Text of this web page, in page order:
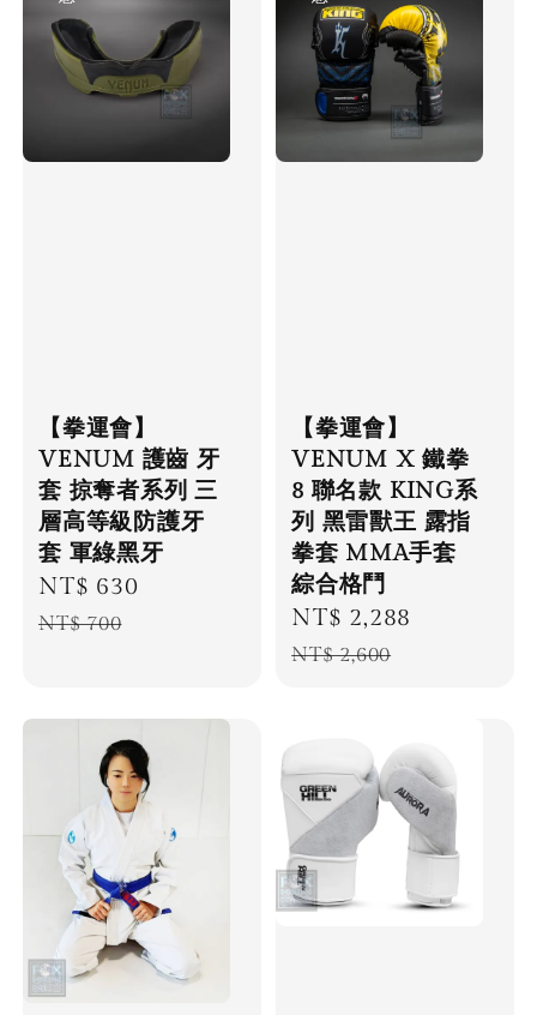
【拳運會】
VENUM 護齒 牙
套 掠奪者系列 三
層高等級防護牙
套 軍綠黑牙
Sale
price
NT$ 630
NT$ 700
【拳運會】
VENUM X 鐵拳
8 聯名款 KING系
列 黑雷獸王 露指
拳套 MMA手套
綜合格鬥
Sale
price
NT$ 2,288
NT$ 2,600